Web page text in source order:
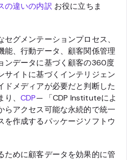
の違いの内訳 お役に立ちま
グメンテーションプロセス、
能、行動データ、顧客関係管理
ンデータに基づく顧客の360度
サイトに基づくインテリジェン
ドメディアが必要だと判断した
り、CDP— 「CDP Instituteによ
らアクセス可能な永続的で統一
を作成するパッケージソフトウ
ために顧客データを効果的に管